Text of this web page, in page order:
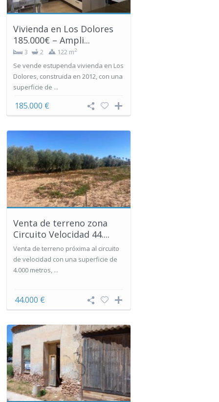
Vivienda en Los Dolores
185.000€ – Ampli...
3 2 122 m2
Se vende estupenda vivienda en Los
Dolores, construida en 2012, con una
superficie de ...
185.000 €
Venta de terreno zona
Circuito Velocidad 44....
Venta de terreno próxima al circuito
de velocidad con una superficie de
4.000 metros, ...
44.000 €